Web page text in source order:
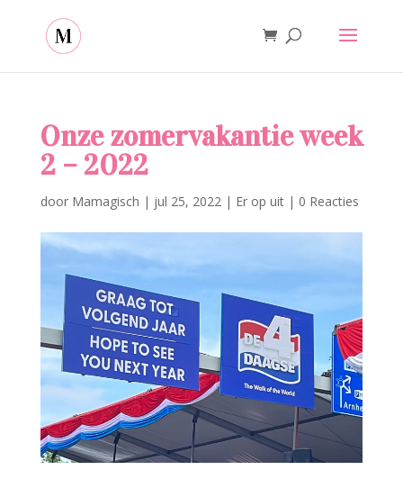
Onze zomervakantie week
2 – 2022
door Mamagisch | jul 25, 2022| Er op uit| 0 Reacties